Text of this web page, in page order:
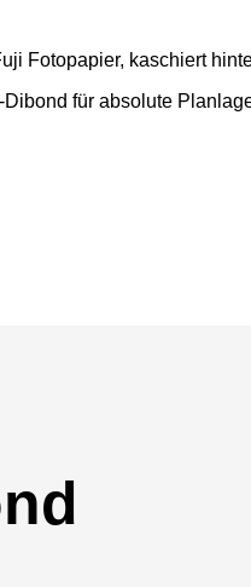
Fotopapier, kaschiert
Dibond für absolute